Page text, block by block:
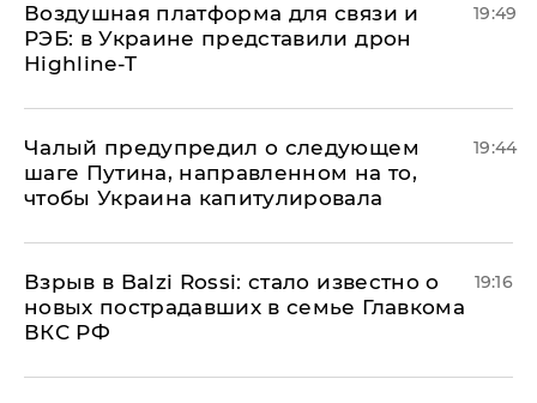
Воздушная платформа для связи и
РЭБ: в Украине представили дрон
Highline-T
19:49
Чалый предупредил о следующем
шаге Путина, направленном на то,
чтобы Украина капитулировала
19:44
Взрыв в Balzi Rossi: стало известно о
новых пострадавших в семье Главкома
ВКС РФ
19:16